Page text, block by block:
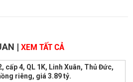
| XEM TẤT CẢ
cấp 4, QL 1K, Linh Xuân, Thủ Đức,
riêng, giá 3.89 tỷ.